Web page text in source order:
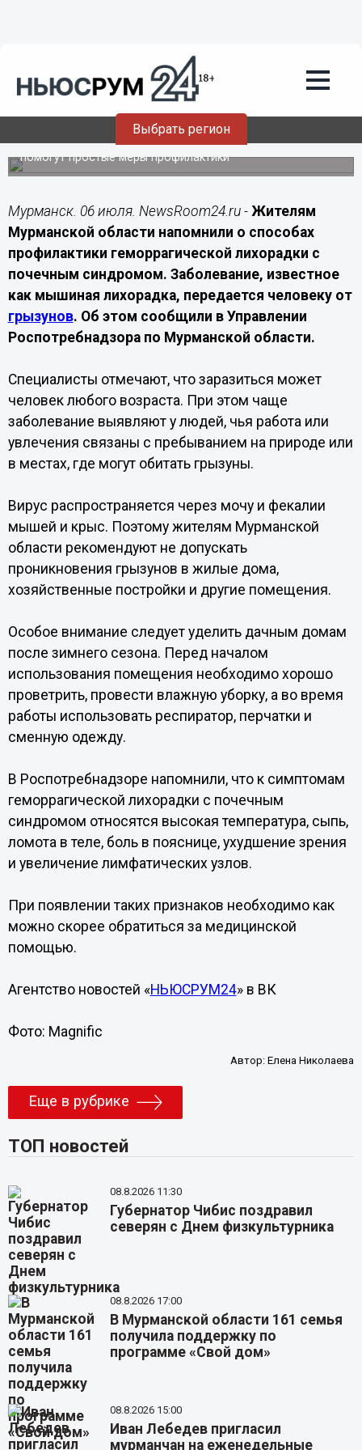
Выбрать регион
Роспотребнадзор Мурманской области
напомнил о профилактике мышиной
лихорадки
Инфекция передается от грызунов, а снизить риск
помогут простые меры профилактики
Мурманск. 06 июля. NewsRoom24.ru - Жителям
Мурманской области напомнили о способах
профилактики геморрагической лихорадки с
почечным синдромом. Заболевание, известное
как мышиная лихорадка, передается человеку от
грызунов. Об этом сообщили в Управлении
Роспотребнадзора по Мурманской области.
Специалисты отмечают, что заразиться может
человек любого возраста. При этом чаще
заболевание выявляют у людей, чья работа или
увлечения связаны с пребыванием на природе или
в местах, где могут обитать грызуны.
Вирус распространяется через мочу и фекалии
мышей и крыс. Поэтому жителям Мурманской
области рекомендуют не допускать
проникновения грызунов в жилые дома,
хозяйственные постройки и другие помещения.
Особое внимание следует уделить дачным домам
после зимнего сезона. Перед началом
использования помещения необходимо хорошо
проветрить, провести влажную уборку, а во время
работы использовать респиратор, перчатки и
сменную одежду.
В Роспотребнадзоре напомнили, что к симптомам
геморрагической лихорадки с почечным
синдромом относятся высокая температура, сыпь,
ломота в теле, боль в пояснице, ухудшение зрения
и увеличение лимфатических узлов.
При появлении таких признаков необходимо как
можно скорее обратиться за медицинской
помощью.
Агентство новостей «НЬЮСРУМ24» в ВК
Фото: Magnific
Автор:Елена Николаева
Еще в рубрике
ТОП новостей
08.8.2026 11:30
Губернатор Чибис поздравил
северян с Днем физкультурника
08.8.2026 17:00
В Мурманской области 161 семья
получила поддержку по
программе «Свой дом»
08.8.2026 15:00
Иван Лебедев пригласил
мурманчан на еженедельные